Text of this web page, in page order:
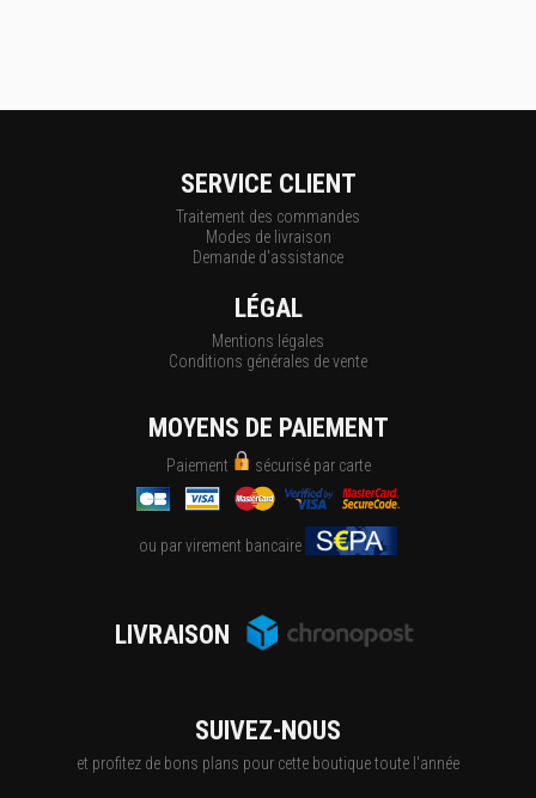
SERVICE CLIENT
Traitement des commandes
Modes de livraison
Demande d'assistance
LÉGAL
Mentions légales
Conditions générales de vente
MOYENS DE PAIEMENT
Paiement sécurisé par carte
ou par virement bancaire
LIVRAISON
SUIVEZ-NOUS
et profitez de bons plans pour cette boutique toute l'année